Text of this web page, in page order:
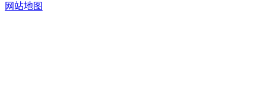
网站地图